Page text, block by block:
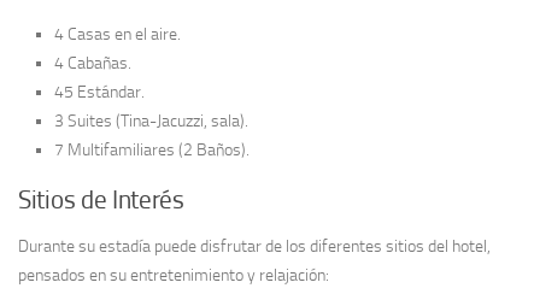
4 Casas en el aire.
4 Cabañas.
45 Estándar.
3 Suites (Tina-Jacuzzi, sala).
7 Multifamiliares (2 Baños).
Sitios de Interés
Durante su estadía puede disfrutar de los diferentes sitios del hotel,
pensados en su entretenimiento y relajación: